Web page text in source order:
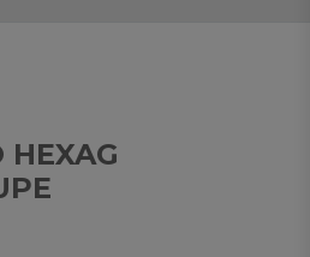
HEXAG